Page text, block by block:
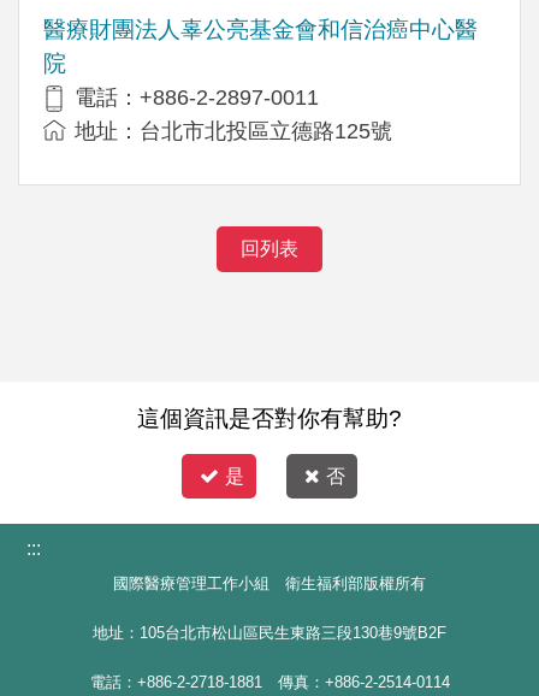
醫療財團法人辜公亮基金會和信治癌中心醫
院
電話：+886-2-2897-0011
地址：台北市北投區立德路125號
回列表
這個資訊是否對你有幫助?
是 否
:::
國際醫療管理工作小組 衛生福利部版權所有
地址：105台北市松山區民生東路三段130巷9號B2F
電話：+886-2-2718-1881 傳真：+886-2-2514-0114